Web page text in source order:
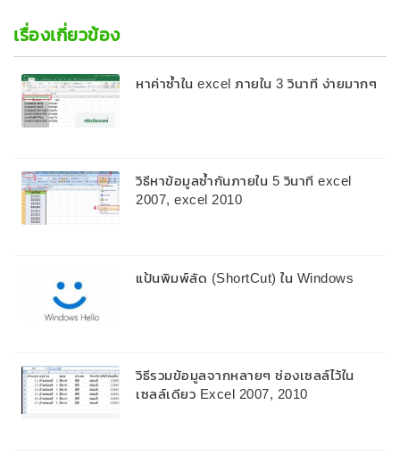
เรื่องเกี่ยวข้อง
หาค่าซ้ำใน excel ภายใน 3 วินาที ง่ายมากๆ
วิธีหาข้อมูลซ้ำกันภายใน 5 วินาที excel
2007, excel 2010
แป้นพิมพ์ลัด (ShortCut) ใน Windows
วิธีรวมข้อมูลจากหลายๆ ช่องเซลล์ไว้ใน
เซลล์เดียว Excel 2007, 2010